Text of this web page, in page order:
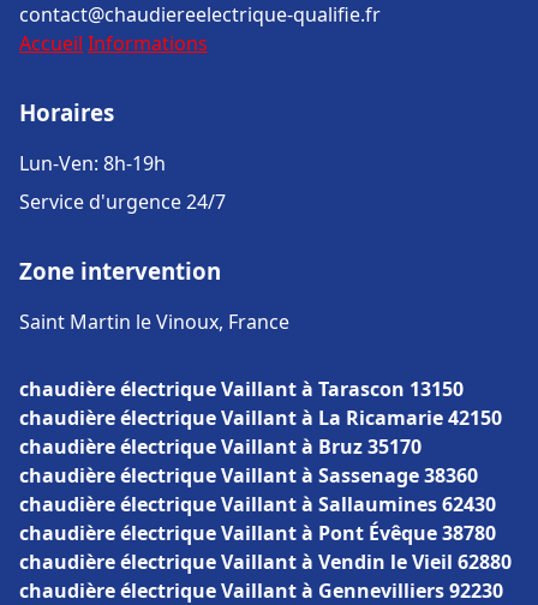
contact@chaudiereelectrique-qualifie.fr
Accueil Informations
Horaires
Lun-Ven: 8h-19h
Service d'urgence 24/7
Zone intervention
Saint Martin le Vinoux, France
chaudière électrique Vaillant à Tarascon 13150
chaudière électrique Vaillant à La Ricamarie 42150
chaudière électrique Vaillant à Bruz 35170
chaudière électrique Vaillant à Sassenage 38360
chaudière électrique Vaillant à Sallaumines 62430
chaudière électrique Vaillant à Pont Évêque 38780
chaudière électrique Vaillant à Vendin le Vieil 62880
chaudière électrique Vaillant à Gennevilliers 92230